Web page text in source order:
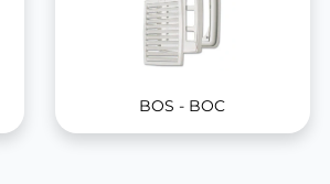
BOS - BOC